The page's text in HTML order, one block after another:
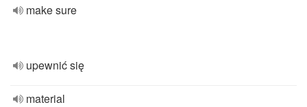
make sure
upewnić się
material